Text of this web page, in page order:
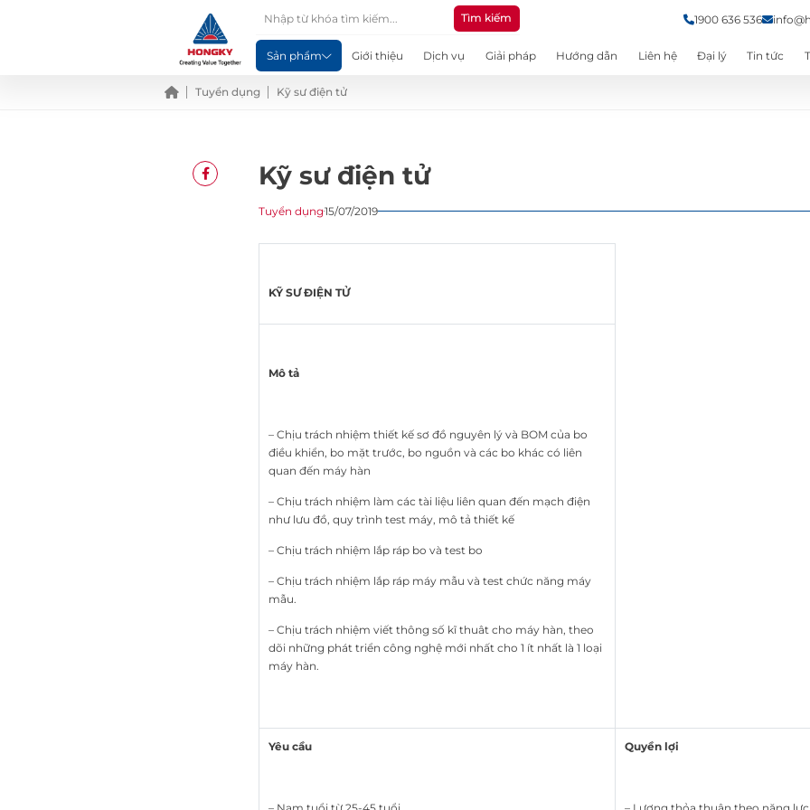
Tìm kiếm 1900 636 536
Sản phẩm Giới thiệu Dịch vụ Giải pháp Hướng dẫn Liên hệ Đại lý Tin tức
Tuyển dụng Kỹ sư điện tử
Kỹ sư điện tử
Tuyển dụng15/07/2019
KỸ SƯ ĐIỆN TỬ
Mô tả
– Chịu trách nhiệm thiết kế sơ đồ nguyên lý và BOM của bo
điều khiển, bo mặt trước, bo nguồn và các bo khác có liên
quan đến máy hàn
– Chịu trách nhiệm làm các tài liệu liên quan đến mạch điện
như lưu đồ, quy trình test máy, mô tả thiết kế
– Chịu trách nhiệm lắp ráp bo và test bo
– Chịu trách nhiệm lắp ráp máy mẫu và test chức năng máy
mẫu.
– Chịu trách nhiệm viết thông số kĩ thuât cho máy hàn, theo
dõi những phát triển công nghệ mới nhất cho 1 ít nhất là 1 loại
máy hàn.
Yêu cầu Quyền lợi